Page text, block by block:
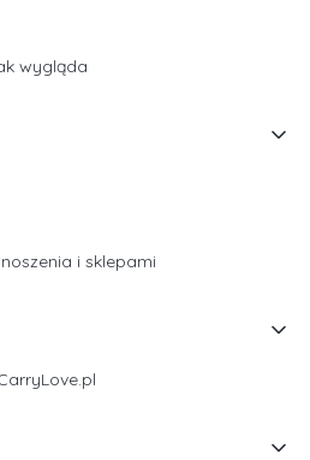
wygląda
i sklepami